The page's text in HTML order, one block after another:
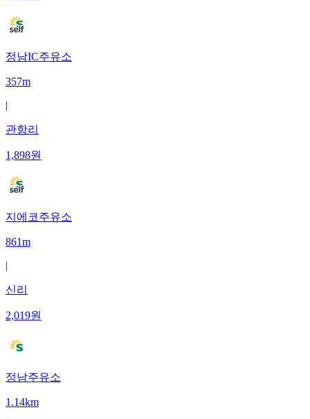
정남IC주유소
357m
|
관항리
1,898원
지에코주유소
861m
|
신리
2,019원
정남주유소
1.14km